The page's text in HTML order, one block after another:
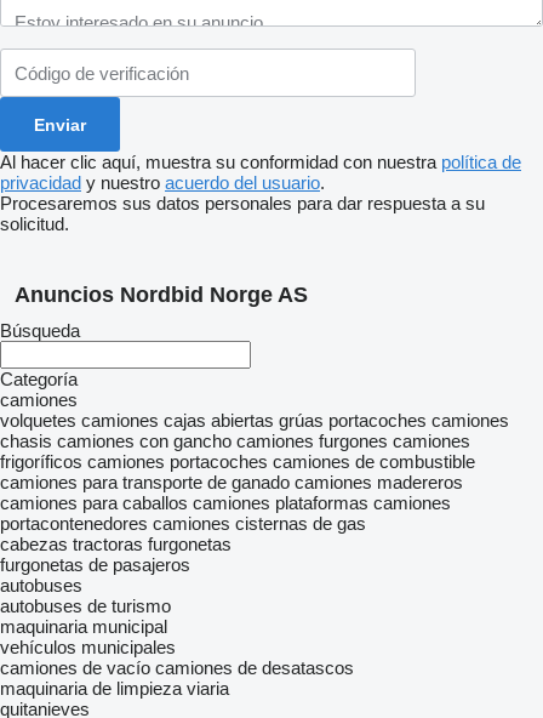
Al hacer clic aquí, muestra su conformidad con nuestra política de
privacidad y nuestro acuerdo del usuario.
Procesaremos sus datos personales para dar respuesta a su
solicitud.
Anuncios Nordbid Norge AS
Búsqueda
Categoría
camiones
volquetes camiones cajas abiertas grúas portacoches camiones
chasis camiones con gancho camiones furgones camiones
frigoríficos camiones portacoches camiones de combustible
camiones para transporte de ganado camiones madereros
camiones para caballos camiones plataformas camiones
portacontenedores camiones cisternas de gas
cabezas tractoras furgonetas
furgonetas de pasajeros
autobuses
autobuses de turismo
maquinaria municipal
vehículos municipales
camiones de vacío camiones de desatascos
maquinaria de limpieza viaria
quitanieves